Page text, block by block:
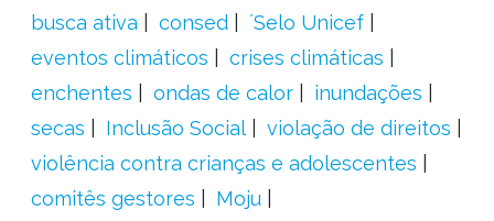
busca ativa
consed
´Selo Unicef
eventos climáticos
crises climáticas
enchentes
ondas de calor
inundações
secas
Inclusão Social
violação de direitos
violência contra crianças e adolescentes
comitês gestores
Moju